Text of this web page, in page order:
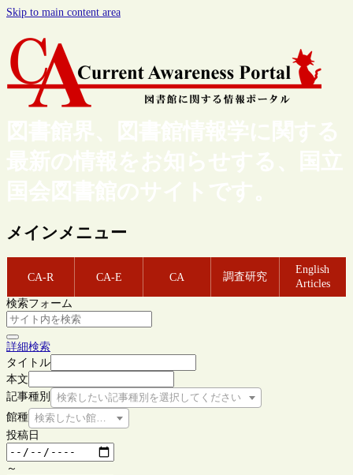
Skip to main content area
図書館界、図書館情報学に関する
最新の情報をお知らせする、国立
国会図書館のサイトです。
メインメニュー
CA-R CA-E CA 調査研究
English
Articles
検索フォーム
詳細検索
タイトル
本文
記事種別
検索したい記事種別を選択してください
館種 検索したい館種を選択してください
投稿日
～